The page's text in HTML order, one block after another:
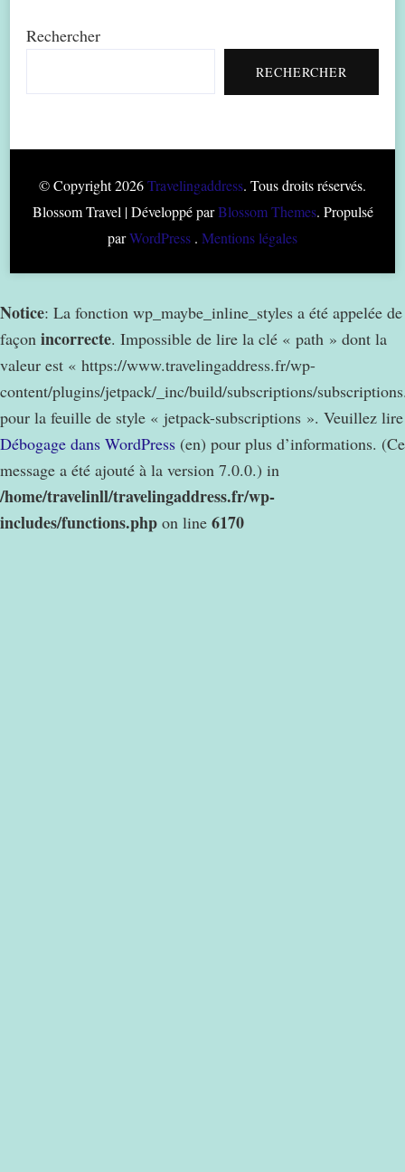
Rechercher
RECHERCHER
© Copyright 2026Travelingaddress. Tous droits réservés.
Blossom Travel | Développé parBlossom Themes. Propulsé
parWordPress . Mentions légales
Notice: La fonction wp_maybe_inline_styles a été appelée de
façon incorrecte. Impossible de lire la clé « path » dont la
valeur est « https://www.travelingaddress.fr/wp-
content/plugins/jetpack/_inc/build/subscriptions/
pour la feuille de style « jetpack-subscriptions ». Veuillez lire
Débogage dans WordPress (en) pour plus d’informations. (Ce
message a été ajouté à la version 7.0.0.) in
/home/travelinll/travelingaddress.fr/wp-
includes/functions.php on line 6170